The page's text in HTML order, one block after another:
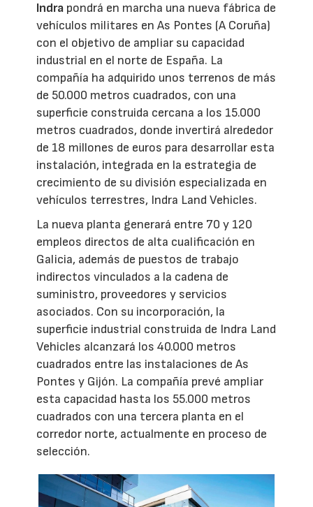
Indra pondrá en marcha una nueva fábrica de
vehículos militares en As Pontes (A Coruña)
con el objetivo de ampliar su capacidad
industrial en el norte de España. La
compañía ha adquirido unos terrenos de más
de 50.000 metros cuadrados, con una
superficie construida cercana a los 15.000
metros cuadrados, donde invertirá alrededor
de 18 millones de euros para desarrollar esta
instalación, integrada en la estrategia de
crecimiento de su división especializada en
vehículos terrestres, Indra Land Vehicles.
La nueva planta generará entre 70 y 120
empleos directos de alta cualificación en
Galicia, además de puestos de trabajo
indirectos vinculados a la cadena de
suministro, proveedores y servicios
asociados. Con su incorporación, la
superficie industrial construida de Indra Land
Vehicles alcanzará los 40.000 metros
cuadrados entre las instalaciones de As
Pontes y Gijón. La compañía prevé ampliar
esta capacidad hasta los 55.000 metros
cuadrados con una tercera planta en el
corredor norte, actualmente en proceso de
selección.